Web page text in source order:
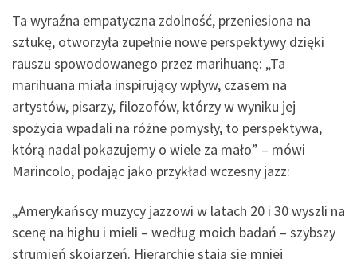
Ta wyraźna empatyczna zdolność, przeniesiona na
sztukę, otworzyła zupełnie nowe perspektywy dzięki
rauszu spowodowanego przez marihuanę: „Ta
marihuana miała inspirujący wpływ, czasem na
artystów, pisarzy, filozofów, którzy w wyniku jej
spożycia wpadali na różne pomysły, to perspektywa,
którą nadal pokazujemy o wiele za mało” – mówi
Marincolo, podając jako przykład wczesny jazz:
„Amerykańscy muzycy jazzowi w latach 20 i 30 wyszli na
scenę na highu i mieli – według moich badań – szybszy
strumień skojarzeń. Hierarchie stają się mniej